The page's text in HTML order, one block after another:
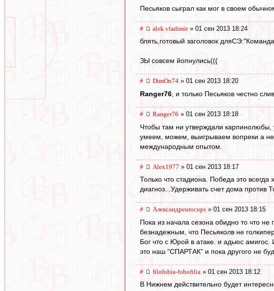
Песьяков сыграл как мог в своем
# alek.vladimir» 01 сен 2013 18:24
блять,готовый заголовок
ЗЫ совсем йопнулись(((
# DimOn74 » 01 сен 2013 18:20
Ranger76 , и только Песьяков честно
# Ranger76 » 01 сен 2013 18:18
Чтобы там ни утверждали карпинолюбы,
умеем, можем, выигрываем вопреки а
международным опытом.
# Alex1977 » 01 сен 2013 18:17
Только что стадиона. Победа это
диагноз...Удерживать счет дома против
# Александрeurocups » 01 сен 2013 18:15
Пока из начала сезона обидно то что
безнадежным, что Песьяколв не
Бог что с Юрой в атаке. и адьюс
это наш "СПАРТАК" и пока другого не
# filofobia-fobofilia » 01 сен 2013 18:12
В Нижнем действительно будет